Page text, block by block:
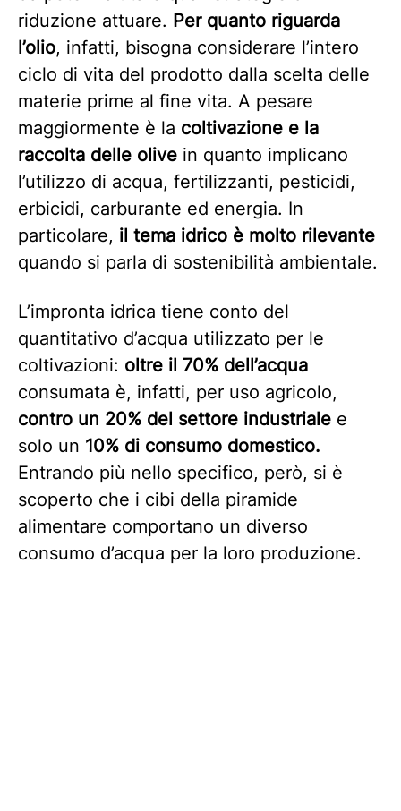
riduzione attuare. Per quanto riguarda
l’olio, infatti, bisogna considerare l’intero
ciclo di vita del prodotto dalla scelta delle
materie prime al fine vita. A pesare
maggiormente è la coltivazione e la
raccolta delle olive in quanto implicano
l’utilizzo di acqua, fertilizzanti, pesticidi,
erbicidi, carburante ed energia. In
particolare, il tema idrico è molto rilevante
quando si parla di sostenibilità ambientale.
L’impronta idrica tiene conto del
quantitativo d’acqua utilizzato per le
coltivazioni: oltre il 70% dell’acqua
consumata è, infatti, per uso agricolo,
contro un 20% del settore industriale e
solo un 10% di consumo domestico.
Entrando più nello specifico, però, si è
scoperto che i cibi della piramide
alimentare comportano un diverso
consumo d’acqua per la loro produzione.